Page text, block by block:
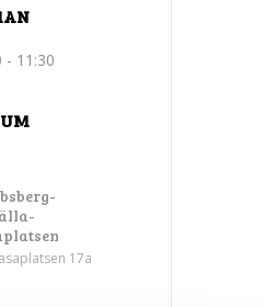
- 11:30
17a